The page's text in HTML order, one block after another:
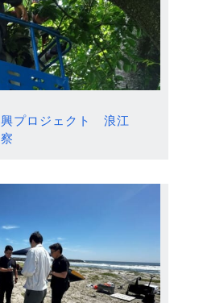
プロジェクト 浪江